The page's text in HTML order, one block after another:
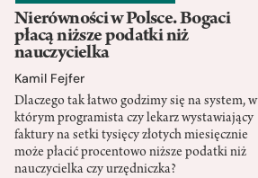
Nierówności w Polsce. Bogaci
płacą niższe podatki niż
nauczycielka
Kamil Fejfer
Dlaczego tak łatwo godzimy się na system, w
którym programista czy lekarz wystawiający
faktury na setki tysięcy złotych miesięcznie
może płacić procentowo niższe podatki niż
nauczycielka czy urzędniczka?